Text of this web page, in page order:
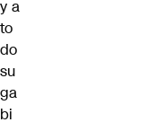
y a
to
do
su
ga
bi